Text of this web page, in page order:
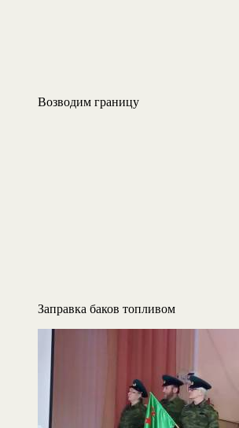
Возводим границу
Заправка баков топливом